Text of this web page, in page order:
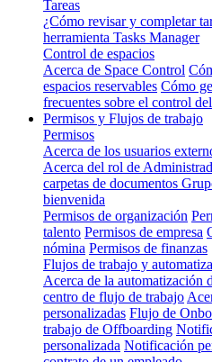
Tareas
¿Cómo revisar y completar
herramienta Tasks Manager
Control de espacios
Acerca de Space Control
espacios reservables Cómo
frecuentes sobre el control
Permisos y Flujos de trabajo
Permisos
Acerca de los usuarios
Acerca del rol de
carpetas de documentos
bienvenida
Permisos de organización
talento Permisos de empresa
nómina Permisos de finanzas
Flujos de trabajo y
Acerca de la automatización
centro de flujo de trabajo
personalizadas Flujo de
trabajo de Offboarding
personalizada Notificación